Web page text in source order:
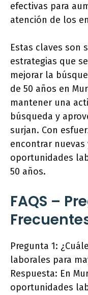
efectivas para
atención de los
Estas claves son
estrategias que
mejorar la
de 50 años en
mantener una
búsqueda y
surjan. Con
encontrar
oportunidades
50 años.
FAQS –
Pregunta 1:
laborales para
Respuesta: En
oportunidades